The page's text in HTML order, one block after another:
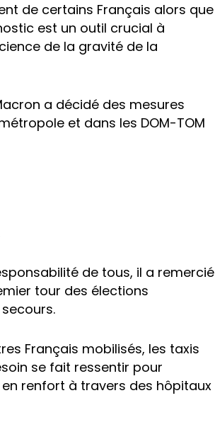
de certains Français alors que
est un outil crucial à
de la gravité de la
a décidé des mesures
et dans les DOM-TOM
de tous, il a remercié
tour des élections
Français mobilisés, les taxis
se fait ressentir pour
en renfort à travers des hôpitaux